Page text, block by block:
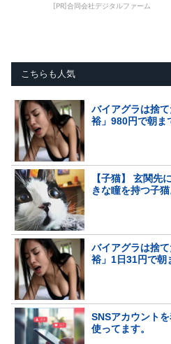
[PR]合同会社デジタルファーム
こちらも人気
バイアグラは捨
裕」980円で朝ま
【子猫】 玄関先
きな瞳を持つ子
バイアグラは捨
裕」1日31円で朝
SNSアカウント
使ってます。